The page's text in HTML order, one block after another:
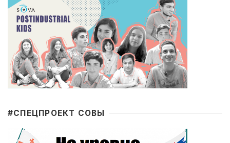
#CПЕЦПРОЕКТ СОВЫ